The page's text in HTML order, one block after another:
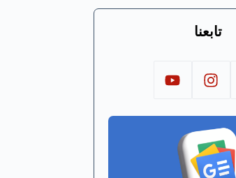
تابعنا